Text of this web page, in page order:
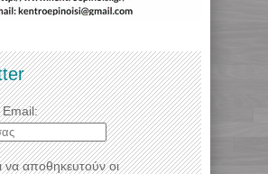
Email:
να αποθηκευτούν οι